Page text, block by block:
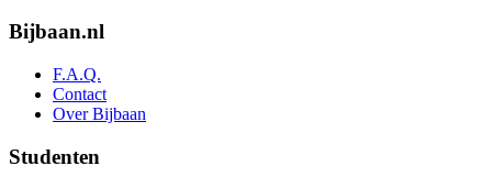
Bijbaan.nl
F.A.Q.
Contact
Over Bijbaan
Studenten